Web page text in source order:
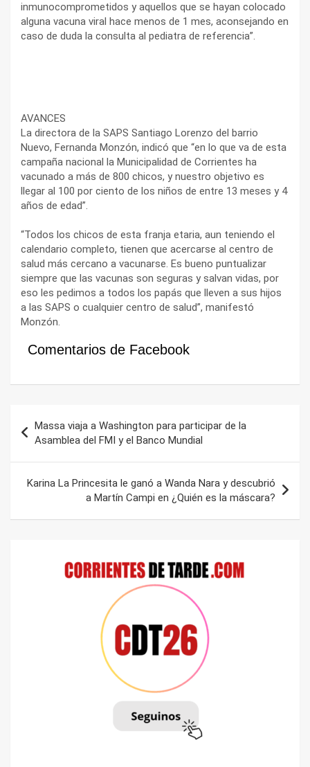
inmunocomprometidos y aquellos que se hayan colocado
alguna vacuna viral hace menos de 1 mes, aconsejando en
caso de duda la consulta al pediatra de referencia”.
AVANCES
La directora de la SAPS Santiago Lorenzo del barrio
Nuevo, Fernanda Monzón, indicó que “en lo que va de esta
campaña nacional la Municipalidad de Corrientes ha
vacunado a más de 800 chicos, y nuestro objetivo es
llegar al 100 por ciento de los niños de entre 13 meses y 4
años de edad”.
“Todos los chicos de esta franja etaria, aun teniendo el
calendario completo, tienen que acercarse al centro de
salud más cercano a vacunarse. Es bueno puntualizar
siempre que las vacunas son seguras y salvan vidas, por
eso les pedimos a todos los papás que lleven a sus hijos
a las SAPS o cualquier centro de salud”, manifestó
Monzón.
Comentarios de Facebook
de
entradas
Massa viaja a Washington para participar de la
Asamblea del FMI y el Banco Mundial
Karina La Princesita le ganó a Wanda Nara y descubrió
a Martín Campi en ¿Quién es la máscara?